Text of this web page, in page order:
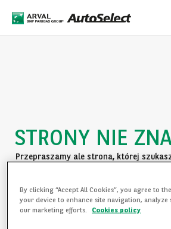
STRONY NIE
Przepraszamy ale strona, której
POWRÓT DO STRONY
ZAPOZNAJ SIĘ Z
By clicking “Accept All Cookies”, you agree to
your device to enhance site navigation, analyze
our marketing efforts.
Cookies policy